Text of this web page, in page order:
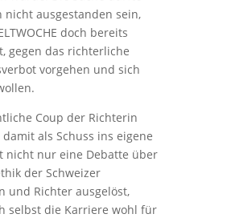
nicht ausgestanden sein,
doch bereits
gegen das richterliche
vorgehen und sich
Coup der Richterin
als Schuss ins eigene
nicht nur eine Debatte über
der Schweizer
und Richter ausgelöst,
selbst die Karriere wohl für